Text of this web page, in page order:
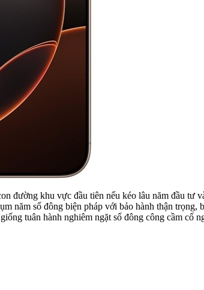
đường khu vực đầu tiên nếu kéo lâu năm đầu tư
năm số đông biện pháp với bảo hành thận trọng,
tuân hành nghiêm ngặt số đông công cầm cố